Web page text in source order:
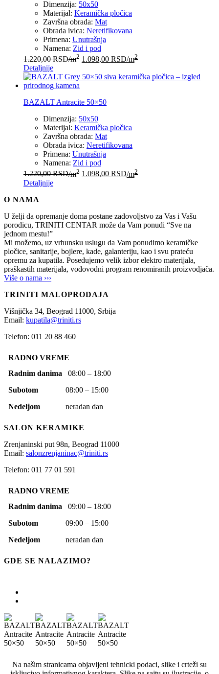
Dimenzija: 50x50
Materijal: Keramička pločica
Završna obrada: Mat
Obrada ivica: Neretifikovana
Primena: Unutrašnja
Namena: Zid i pod
1.220,00RSD/m2 1.098,00 RSD/m2
Detaljnije
BAZALT Antracite 50×50
Dimenzija: 50x50
Materijal: Keramička pločica
Završna obrada: Mat
Obrada ivica: Neretifikovana
Primena: Unutrašnja
Namena: Zid i pod
1.220,00RSD/m2 1.098,00 RSD/m2
Detaljnije
O NAMA
U želji da opremanje doma postane zadovoljstvo za Vas i Vašu
porodicu, TRINITI CENTAR može da Vam ponudi “Sve na
jednom mestu!”
Mi možemo, uz vrhunsku uslugu da Vam ponudimo keramičke
pločice, sanitarije, bojlere, kade, galanteriju, kao i svu prateću
opremu za kupatila. Posedujemo velik izbor elektro materijala,
praškastih materijala, vodovodni program renomiranih proizvodjača.
Više o nama ›››
TRINITI MALOPRODAJA
Višnjička 34, Beograd 11000, Srbija
Email: kupatila@triniti.rs
Telefon: 011 20 88 460
RADNO VREME
Radnim danima 08:00 – 18:00
Subotom 08:00 – 15:00
Nedeljom neradan dan
SALON KERAMIKE
Zrenjaninski put 98n, Beograd 11000
Email: salonzrenjaninac@triniti.rs
Telefon: 011 77 01 591
RADNO VREME
Radnim danima 09:00 – 18:00
Subotom 09:00 – 15:00
Nedeljom neradan dan
GDE SE NALAZIMO?
Na našim stranicama objavljeni tehnicki podaci, slike i crteži su